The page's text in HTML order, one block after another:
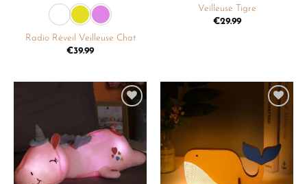
Radio Réveil Veilleuse Chat
€39.99
Veilleuse Tigre
€29.99
Ajouter
à la
liste de
souhaits
Ajouter
à la
souhaits